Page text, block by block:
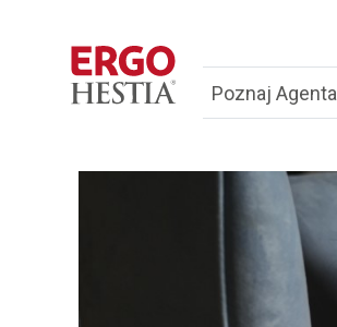
Poznaj Agenta